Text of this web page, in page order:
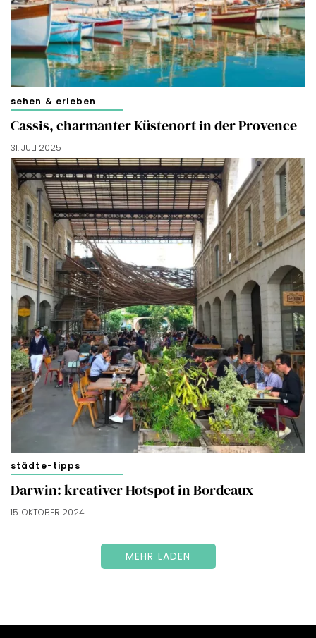
sehen & erleben
Cassis, charmanter Küstenort in der Provence
31. JULI 2025
städte-tipps
Darwin: kreativer Hotspot in Bordeaux
15. OKTOBER 2024
MEHR LADEN